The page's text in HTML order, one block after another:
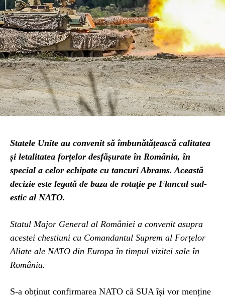
Statele Unite au convenit să îmbunătățească calitatea
și letalitatea forțelor desfășurate în România, în
special a celor echipate cu tancuri Abrams. Această
decizie este legată de baza de rotație pe Flancul sud-
estic al NATO.
Statul Major General al României a convenit asupra
acestei chestiuni cu Comandantul Suprem al Forțelor
Aliate ale NATO din Europa în timpul vizitei sale în
România.
S-a obținut confirmarea NATO că SUA își vor menține